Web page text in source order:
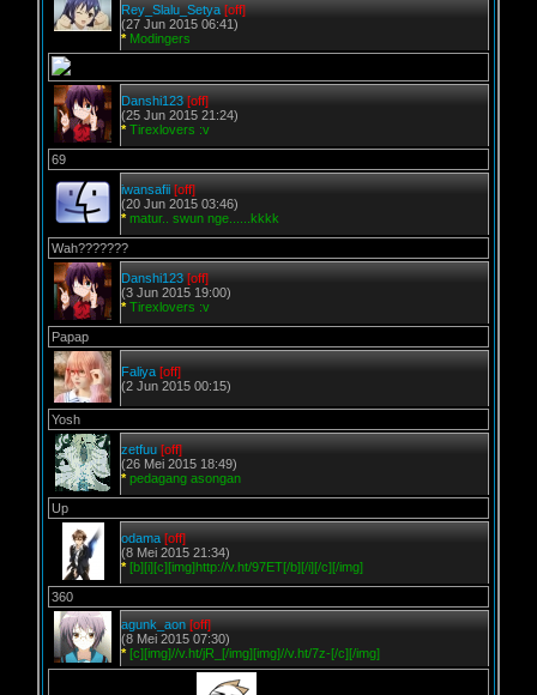
Rey_Slalu_Setya [off]
(27 Jun 2015 06:41)
* Modingers
Danshi123 [off]
(25 Jun 2015 21:24)
* Tirexlovers :v
69
iwansafii [off]
(20 Jun 2015 03:46)
* matur.. swun nge......kkkk
Wah???????
Danshi123 [off]
(3 Jun 2015 19:00)
* Tirexlovers :v
Papap
Faliya [off]
(2 Jun 2015 00:15)
Yosh
zetfuu [off]
(26 Mei 2015 18:49)
* pedagang asongan
Up
odama [off]
(8 Mei 2015 21:34)
* [b][i][c][img]http://v.ht/97ET[/b][/i][/c][/img]
360
agunk_aon [off]
(8 Mei 2015 07:30)
* [c][img]//v.ht/jR_[/img][img]//v.ht/7z-[/c][/img]